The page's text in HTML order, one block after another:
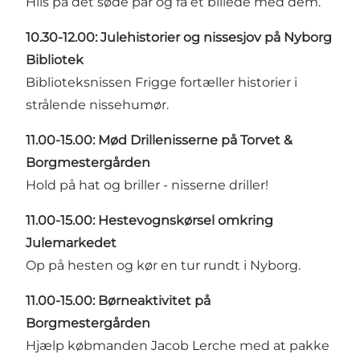
10.30-12.00: Julehistorier og nissesjov på Nyborg
Bibliotek
Biblioteksnissen Frigge fortæller historier i
strålende nissehumør.
11.00-15.00: Mød Drillenisserne på Torvet &
Borgmestergården
Hold på hat og briller - nisserne driller!
11.00-15.00: Hestevognskørsel omkring
Julemarkedet
Op på hesten og kør en tur rundt i Nyborg.
11.00-15.00: Børneaktivitet på
Borgmestergården
Hjælp købmanden Jacob Lerche med at pakke